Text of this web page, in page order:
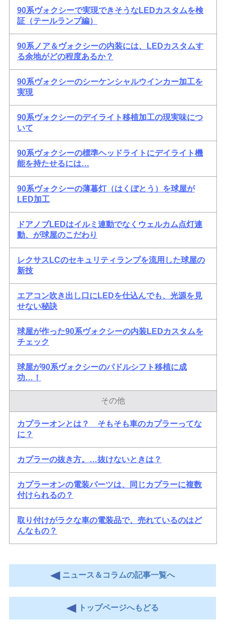
90系ヴォクシーで実現できそうなLEDカスタムを検
証（テールランプ編）
90系ノア＆ヴォクシーの内装には、LEDカスタムす
る余地がどの程度あるか？
90系ヴォクシーのシーケンシャルウインカー加工を
実現
90系ヴォクシーのデイライト移植加工の現実味につ
いて
90系ヴォクシーの標準ヘッドライトにデイライト機
能を持たせるには…
90系ヴォクシーの薄暮灯（はくぼとう）を球屋が
LED加工
ドアノブLEDはイルミ連動でなくウェルカム点灯連
動、が球屋のこだわり
レクサスLCのセキュリティランプを流用した球屋の
新技
エアコン吹き出し口にLEDを仕込んでも、光源を見
せない秘訣
球屋が作った90系ヴォクシーの内装LEDカスタムを
チェック
球屋が90系ヴォクシーのパドルシフト移植に成
功…！
その他
カプラーオンとは？ そもそも車のカプラーってな
に？
カプラーの抜き方。…抜けないときは？
カプラーオンの電装パーツは、同じカプラーに複数
付けられるの？
取り付けがラクな車の電装品で、売れているのはど
んなもの？
ニュース＆コラムの記事一覧へ
トップページへもどる